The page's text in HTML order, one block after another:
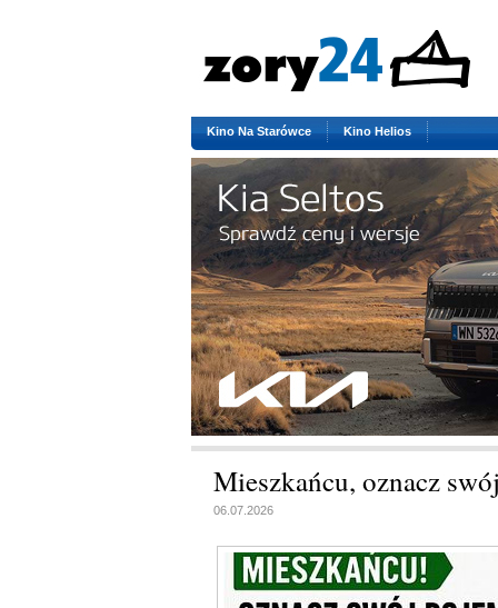
Kino Na Starówce Kino Helios
Mieszkańcu, oznacz
06.07.2026